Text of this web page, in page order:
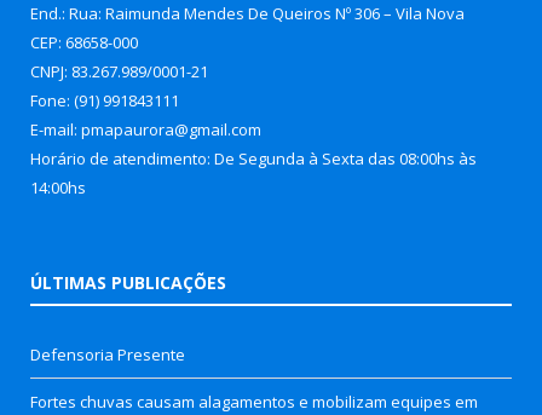
End.: Rua: Raimunda Mendes De Queiros Nº 306 – Vila Nova
CEP: 68658-000
CNPJ: 83.267.989/0001-21
Fone: (91) 991843111
E-mail: pmapaurora@gmail.com
Horário de atendimento: De Segunda à Sexta das 08:00hs às
14:00hs
ÚLTIMAS PUBLICAÇÕES
Defensoria Presente
Fortes chuvas causam alagamentos e mobilizam equipes em